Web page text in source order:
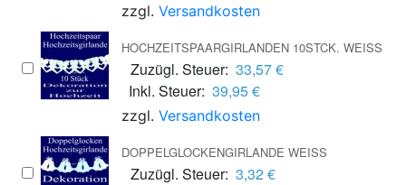
zzgl. Versandkosten
HOCHZEITSPAARGIRLANDEN 10STCK. WEISS
Zuzügl. Steuer: 33,57 €
Inkl. Steuer: 39,95 €
zzgl. Versandkosten
DOPPELGLOCKENGIRLANDE WEISS
Zuzügl. Steuer: 3,32 €